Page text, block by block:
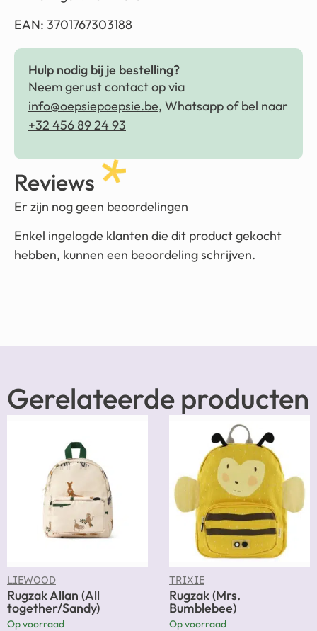
EAN: 3701767303188
Hulp nodig bij je bestelling?
Neem gerust contact op via
info@oepsiepoepsie.be, Whatsapp of bel naar
+32 456 89 24 93
Reviews
Er zijn nog geen beoordelingen
Enkel ingelogde klanten die dit product gekocht
hebben, kunnen een beoordeling schrijven.
Gerelateerde producten
LIEWOOD
Rugzak Allan (All
together/Sandy)
Op voorraad
TRIXIE
Rugzak (Mrs.
Bumblebee)
Op voorraad